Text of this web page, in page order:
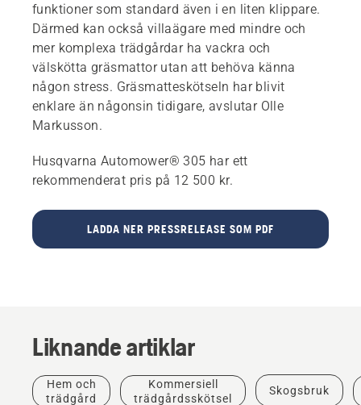
funktioner som standard även i en liten klippare.
Därmed kan också villaägare med mindre och
mer komplexa trädgårdar ha vackra och
välskötta gräsmattor utan att behöva känna
någon stress. Gräsmatteskötseln har blivit
enklare än någonsin tidigare, avslutar Olle
Markusson.
Husqvarna Automower® 305 har ett
rekommenderat pris på 12 500 kr.
LADDA NER PRESSRELEASE SOM PDF
Liknande artiklar
Hem och
trädgård
Kommersiell
trädgårdsskötsel
Skogsbruk